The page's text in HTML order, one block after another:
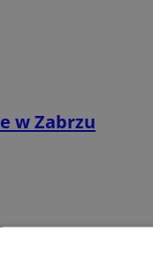
w Zabrzu